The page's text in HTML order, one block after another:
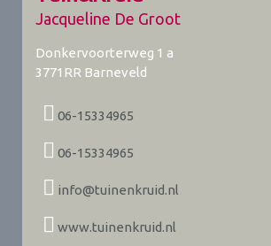
Jacqueline De Groot
Donkervoorterweg 1 a
3771RR Barneveld
06-15334965
06-15334965
info@tuinenkruid.nl
www.tuinenkruid.nl